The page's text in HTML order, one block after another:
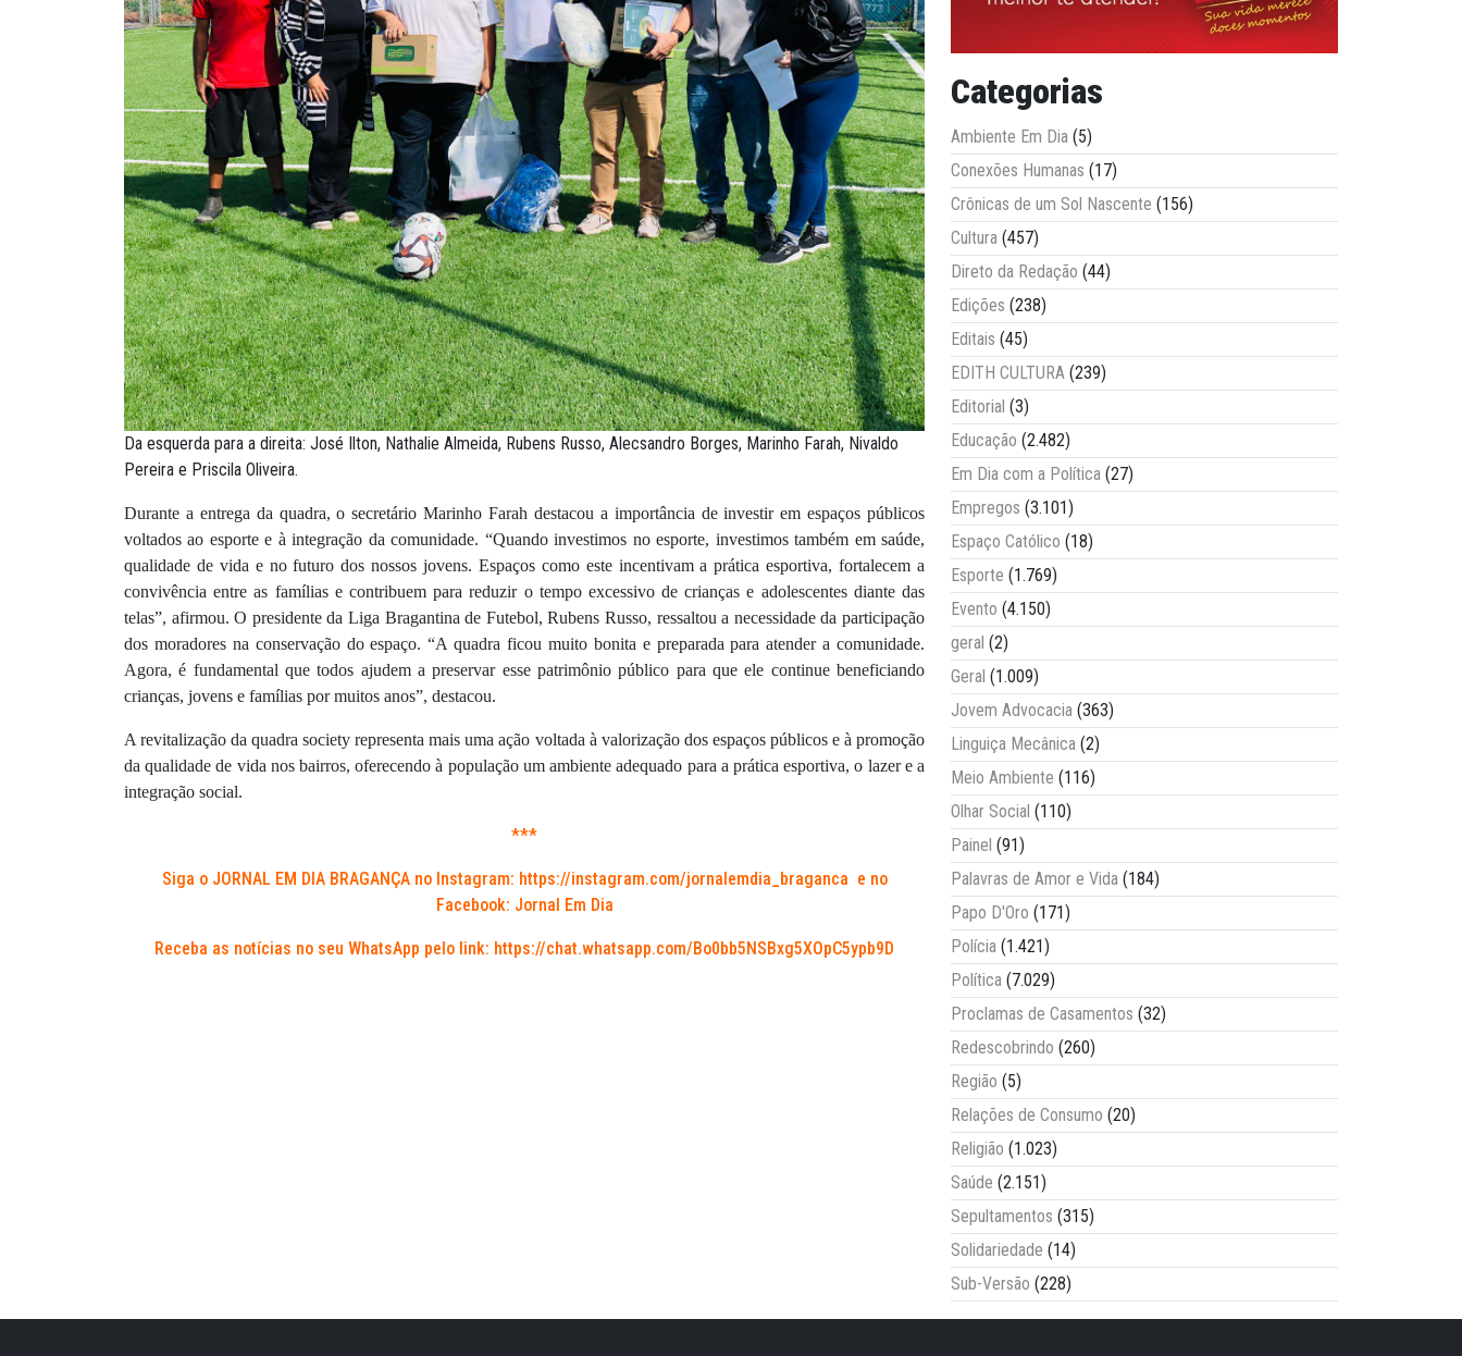
Da esquerda para a direita: José Ilton, Nathalie Almeida, Rubens Russo, Alecsandro Borges, Marinho Farah, Nivaldo
Pereira e Priscila Oliveira.
Durante a entrega da quadra, o secretário Marinho Farah destacou a importância de investir em espaços públicos
voltados ao esporte e à integração da comunidade. “Quando investimos no esporte, investimos também em saúde,
qualidade de vida e no futuro dos nossos jovens. Espaços como este incentivam a prática esportiva, fortalecem a
convivência entre as famílias e contribuem para reduzir o tempo excessivo de crianças e adolescentes diante das
telas”, afirmou. O presidente da Liga Bragantina de Futebol, Rubens Russo, ressaltou a necessidade da participação
dos moradores na conservação do espaço. “A quadra ficou muito bonita e preparada para atender a comunidade.
Agora, é fundamental que todos ajudem a preservar esse patrimônio público para que ele continue beneficiando
crianças, jovens e famílias por muitos anos”, destacou.
A revitalização da quadra society representa mais uma ação voltada à valorização dos espaços públicos e à promoção
da qualidade de vida nos bairros, oferecendo à população um ambiente adequado para a prática esportiva, o lazer e a
integração social.
***
Siga o JORNAL EM DIA BRAGANÇA no Instagram: https://instagram.com/jornalemdia_braganca e no
Facebook: Jornal Em Dia
Receba as notícias no seu WhatsApp pelo link: https://chat.whatsapp.com/Bo0bb5NSBxg5XOpC5ypb9D
Categorias
Ambiente Em Dia (5)
Conexões Humanas (17)
Crônicas de um Sol Nascente (156)
Cultura (457)
Direto da Redação (44)
Edições (238)
Editais (45)
EDITH CULTURA (239)
Editorial (3)
Educação (2.482)
Em Dia com a Política (27)
Empregos (3.101)
Espaço Católico (18)
Esporte (1.769)
Evento (4.150)
geral (2)
Geral (1.009)
Jovem Advocacia (363)
Linguiça Mecânica (2)
Meio Ambiente (116)
Olhar Social (110)
Painel (91)
Palavras de Amor e Vida (184)
Papo D'Oro (171)
Polícia (1.421)
Política (7.029)
Proclamas de Casamentos (32)
Redescobrindo (260)
Região (5)
Relações de Consumo (20)
Religião (1.023)
Saúde (2.151)
Sepultamentos (315)
Solidariedade (14)
Sub-Versão (228)